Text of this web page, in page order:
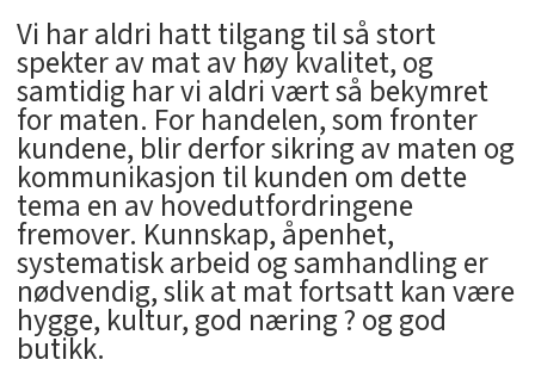
Vi har aldri hatt tilgang til så stort
spekter av mat av høy kvalitet, og
samtidig har vi aldri vært så bekymret
for maten. For handelen, som fronter
kundene, blir derfor sikring av maten og
kommunikasjon til kunden om dette
tema en av hovedutfordringene
fremover. Kunnskap, åpenhet,
systematisk arbeid og samhandling er
nødvendig, slik at mat fortsatt kan være
hygge, kultur, god næring ? og god
butikk.